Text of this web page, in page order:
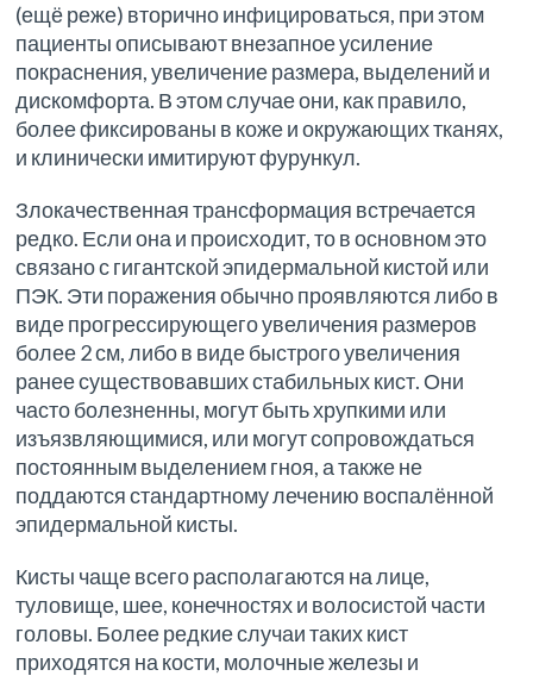
(ещё реже) вторично инфицироваться, при этом
пациенты описывают внезапное усиление
покраснения, увеличение размера, выделений и
дискомфорта. В этом случае они, как правило,
более фиксированы в коже и окружающих тканях,
и клинически имитируют фурункул.
Злокачественная трансформация встречается
редко. Если она и происходит, то в основном это
связано с гигантской эпидермальной кистой или
ПЭК. Эти поражения обычно проявляются либо в
виде прогрессирующего увеличения размеров
более 2 см, либо в виде быстрого увеличения
ранее существовавших стабильных кист. Они
часто болезненны, могут быть хрупкими или
изъязвляющимися, или могут сопровождаться
постоянным выделением гноя, а также не
поддаются стандартному лечению воспалённой
эпидермальной кисты.
Кисты чаще всего располагаются на лице,
туловище, шее, конечностях и волосистой части
головы. Более редкие случаи таких кист
приходятся на кости, молочные железы и